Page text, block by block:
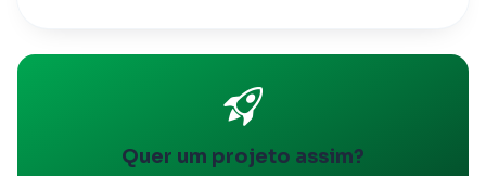
Quer um projeto assim?